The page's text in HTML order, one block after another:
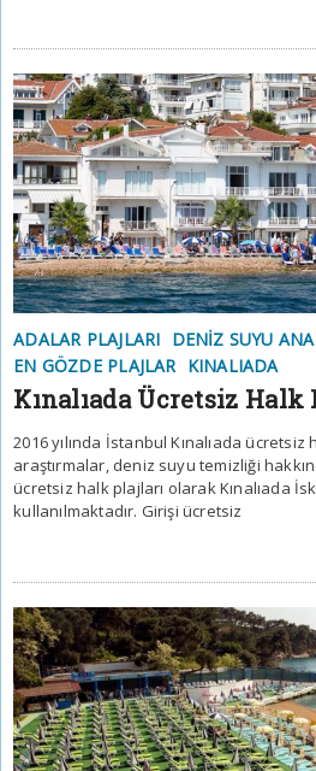
ADALAR PLAJLARI DENIZ SUYU
EN GÖZDE PLAJLAR KINALIADA
Kınalıada Ücretsiz Halk
2016 yılında İstanbul Kınalıada ücretsiz
araştırmalar, deniz suyu temizliği
ücretsiz halk plajları olarak Kınalıada
kullanılmaktadır. Girişi ücretsiz